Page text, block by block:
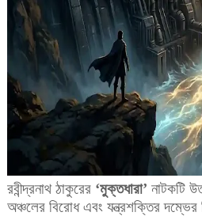
রবীন্দ্রনাথ ঠাকুরের ‘মুক্তধারা’ নাটকটি
অঞ্চলের বিরোধ এবং যন্ত্রশক্তির দম্ভের